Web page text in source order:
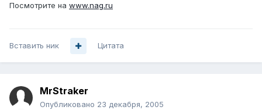
Посмотрите на www.nag.ru
Вставить ник Цитата
MrStraker
Опубликовано 23 декабря, 2005